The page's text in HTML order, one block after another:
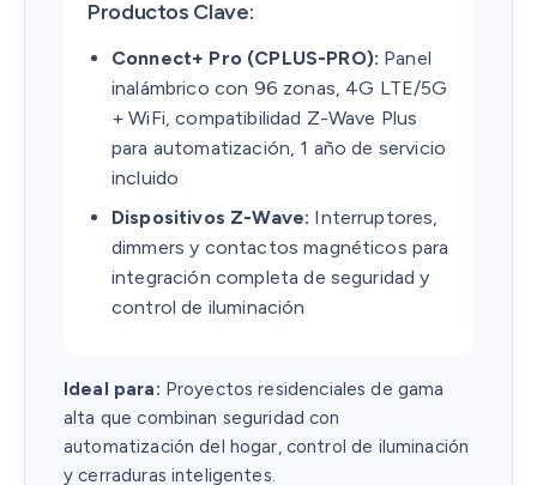
Productos Clave:
Connect+ Pro (CPLUS-PRO): Panel
inalámbrico con 96 zonas, 4G LTE/5G
+ WiFi, compatibilidad Z-Wave Plus
para automatización, 1 año de servicio
incluido
Dispositivos Z-Wave: Interruptores,
dimmers y contactos magnéticos para
integración completa de seguridad y
control de iluminación
Ideal para: Proyectos residenciales de gama
alta que combinan seguridad con
automatización del hogar, control de iluminación
y cerraduras inteligentes.